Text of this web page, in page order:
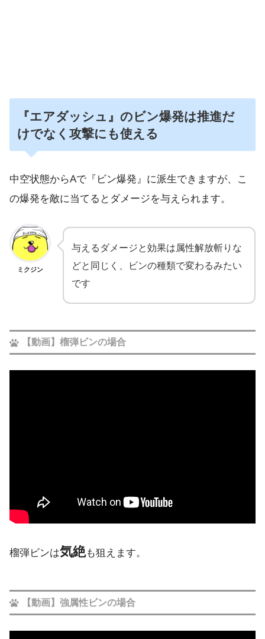
『エアダッシュ』のビン爆発は推進だ
けでなく攻撃にも使える
中空状態からAで『ビン爆発』に派生できますが、こ
の爆発を敵に当てるとダメージを与えられます。
ミクジン
与えるダメージと効果は属性解放斬りな
どと同じく、ビンの種類で変わるみたい
です
【動画】榴弾ビンの場合
榴弾ビンは気絶も狙えます。
【動画】強属性ビンの場合